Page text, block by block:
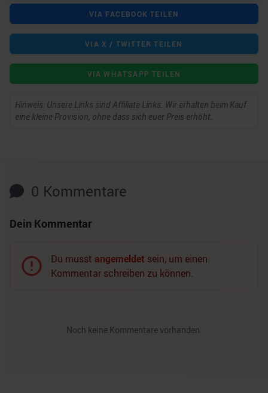
VIA FACEBOOK TEILEN
VIA X / TWITTER TEILEN
VIA WHATSAPP TEILEN
Hinweis: Unsere Links sind Affiliate Links. Wir erhalten beim Kauf
eine kleine Provision, ohne dass sich euer Preis erhöht.
0 Kommentare
Dein Kommentar
Du musst angemeldet sein, um einen
Kommentar schreiben zu können.
Noch keine Kommentare vorhanden.